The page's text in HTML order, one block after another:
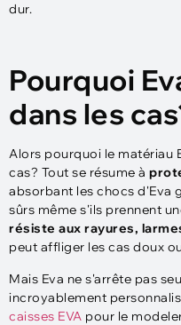
dur.
Pourquoi
dans les
Alors pourquoi le matériau
cas? Tout se résume à
absorbant les chocs d'Eva
sûrs même s'ils prennent
résiste aux rayures,
peut affliger les cas doux
Mais Eva ne s'arrête pas
incroyablement
caisses EVA pour le